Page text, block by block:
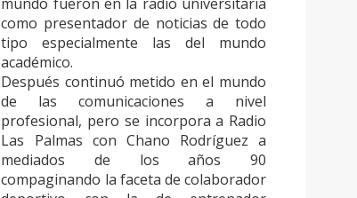
como presentador de noticias de todo
tipo especialmente las del mundo
académico.
Después continuó metido en el mundo
de las comunicaciones a nivel
profesional, pero se incorpora a Radio
Las Palmas con Chano Rodríguez a
mediados de los años 90
compaginando la faceta de colaborador